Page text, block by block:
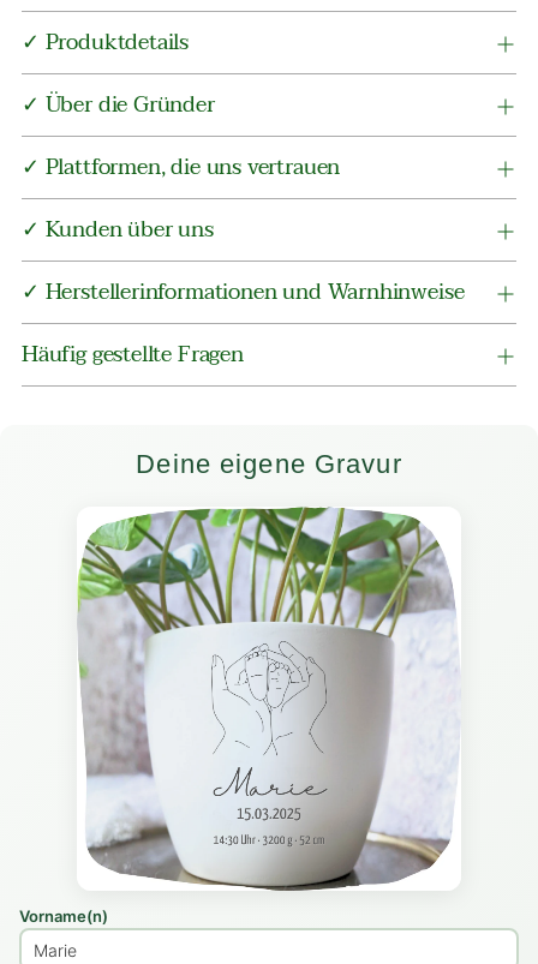
Produkt
in
den
Warenkorb
legen
✓ Produktdetails
✓ Über die Gründer
✓ Plattformen, die uns vertrauen
✓ Kunden über uns
✓ Herstellerinformationen und Warnhinweise
Häufig gestellte Fragen
Deine eigene Gravur
Vorname(n)